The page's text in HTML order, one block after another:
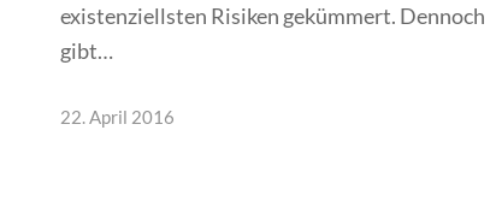
existenziellsten Risiken gekümmert. Dennoch
gibt…
22. April 2016